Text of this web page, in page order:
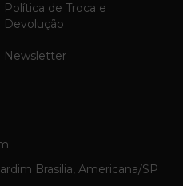
Política de Troca e
Devolução
Newsletter
Brasilia, Americana/SP